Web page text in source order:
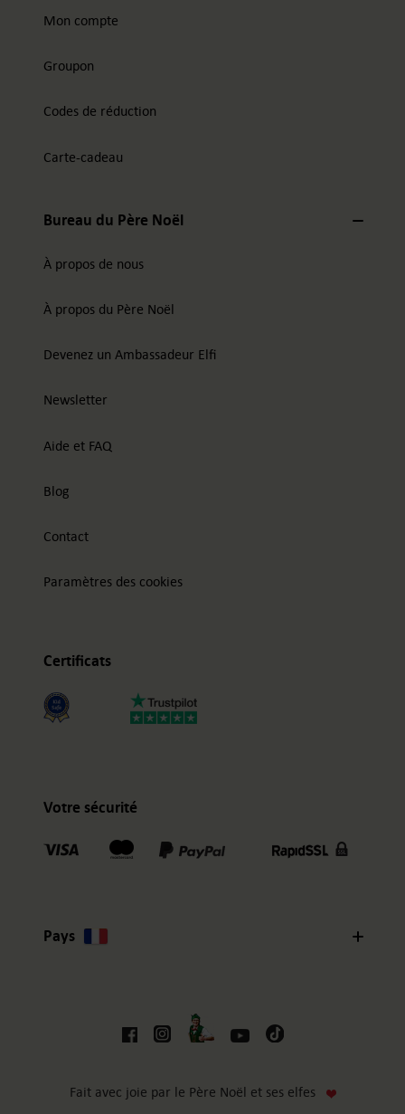
Mon compte
Groupon
Codes de réduction
Carte-cadeau
Bureau du Père Noël
À propos de nous
À propos du Père Noël
Devenez un Ambassadeur Elfi
Newsletter
Aide et FAQ
Blog
Contact
Paramètres des cookies
Certificats
Votre sécurité
Pays
Fait avec joie par le Père Noël et ses elfes